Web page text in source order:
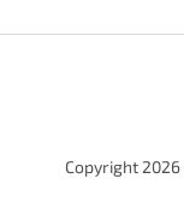
Copyright 2026